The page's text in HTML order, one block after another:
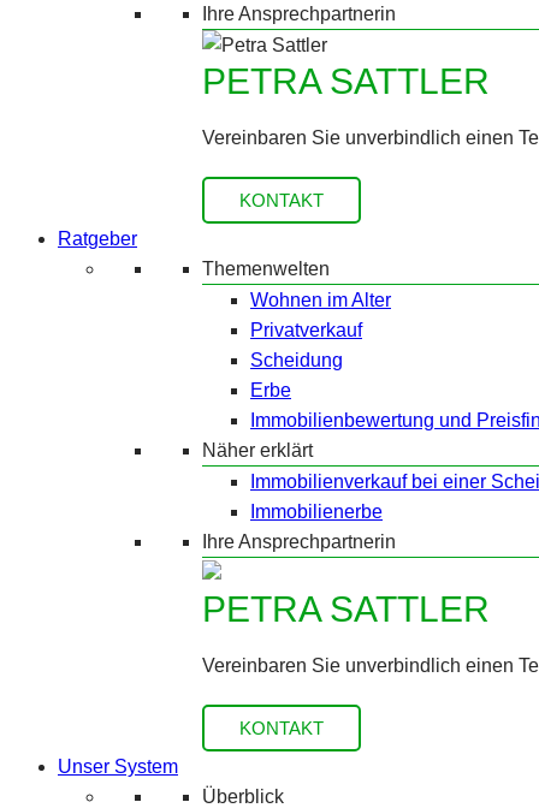
Ihre Ansprechpartnerin
PETRA SATTLER
Vereinbaren Sie unverbindlich einen
KONTAKT
Ratgeber
Themenwelten
Wohnen im Alter
Privatverkauf
Scheidung
Erbe
Immobilienbewertung und
Näher erklärt
Immobilienverkauf bei einer
Immobilienerbe
Ihre Ansprechpartnerin
PETRA SATTLER
Vereinbaren Sie unverbindlich einen
KONTAKT
Unser System
Überblick